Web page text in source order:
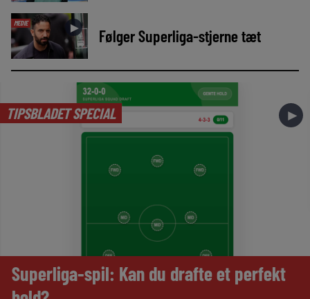
MEDIE ► Følger Superliga-stjerne tæt
TIPSBLADET SPECIAL ►
Superliga-spil: Kan du drafte et perfekt